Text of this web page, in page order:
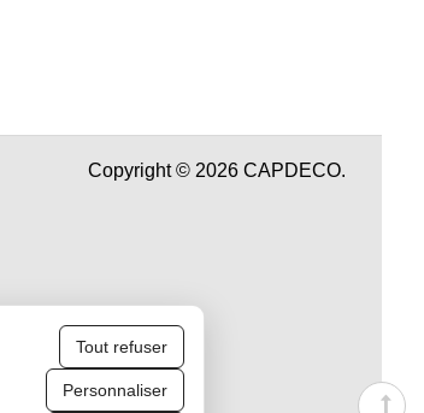
Copyright © 2026 CAPDECO.
Tout refuser
Personnaliser